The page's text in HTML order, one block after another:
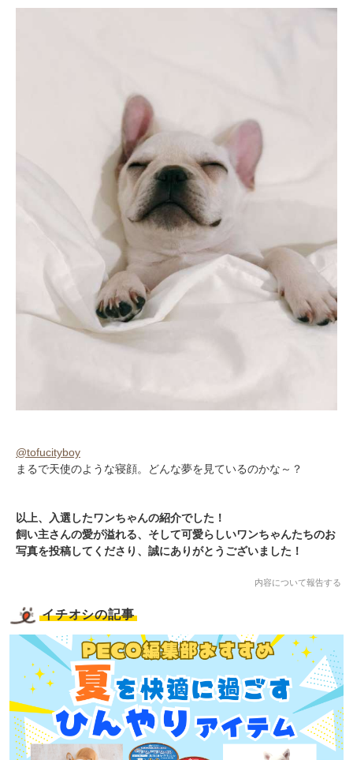
@tofucityboy
まるで天使のような寝顔。どんな夢を見ているのかな～？
以上、入選したワンちゃんの紹介でした！
飼い主さんの愛が溢れる、そして可愛らしいワンちゃんたちのお
写真を投稿してくださり、誠にありがとうございました！
内容について報告する
イチオシの記事